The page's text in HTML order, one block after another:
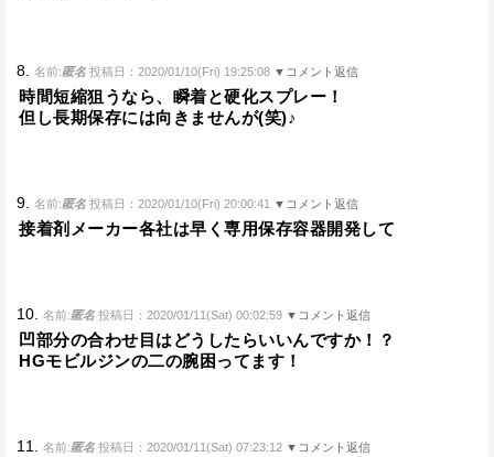
8. 名前:匿名 投稿日：2020/01/10(Fri) 19:25:08 ▼コメント返信
時間短縮狙うなら、瞬着と硬化スプレー！
但し長期保存には向きませんが(笑)♪
9. 名前:匿名 投稿日：2020/01/10(Fri) 20:00:41 ▼コメント返信
接着剤メーカー各社は早く専用保存容器開発して
10. 名前:匿名 投稿日：2020/01/11(Sat) 00:02:59 ▼コメント返信
凹部分の合わせ目はどうしたらいいんですか！？
HGモビルジンの二の腕困ってます！
11. 名前:匿名 投稿日：2020/01/11(Sat) 07:23:12 ▼コメント返信